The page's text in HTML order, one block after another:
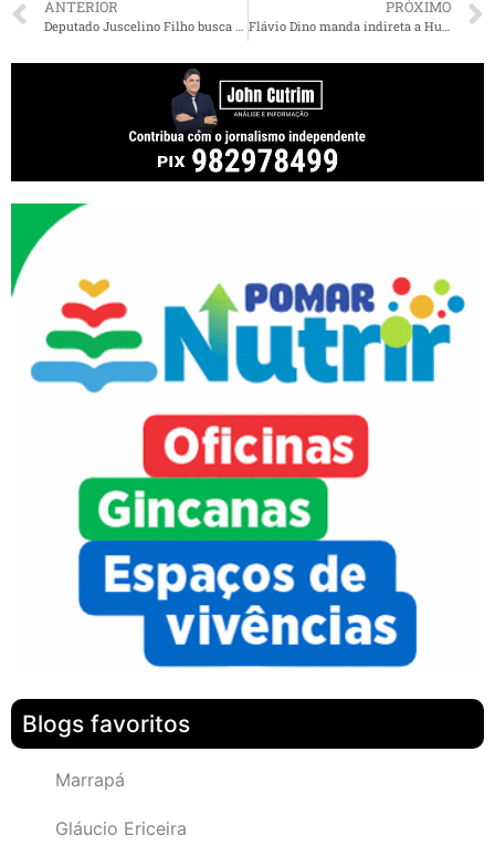
ANTERIOR
Deputado Juscelino Filho busca novos investimentos para o Maranhão
PRÓXIMO
Flávio Dino manda indireta a Hugo Motta em decisão sobre Eduardo Bolsonaro
Blogs favoritos
Marrapá
Gláucio Ericeira